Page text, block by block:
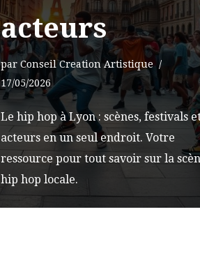
acteurs
par Conseil Creation Artistique
17/05/2026
Le hip hop à Lyon : scènes, festivals
acteurs en un seul endroit. Votre
ressource pour tout savoir sur la
hip hop locale.